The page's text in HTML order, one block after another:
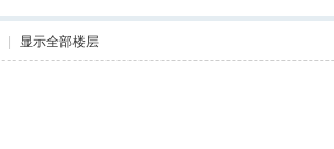
显示全部楼层